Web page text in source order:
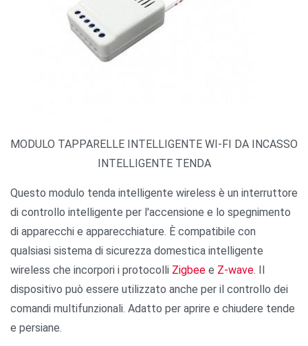
MODULO TAPPARELLE INTELLIGENTE WI-FI DA INCASSO
INTELLIGENTE TENDA
Questo modulo tenda intelligente wireless è un interruttore
di controllo intelligente per l'accensione e lo spegnimento
di apparecchi e apparecchiature. È compatibile con
qualsiasi sistema di sicurezza domestica intelligente
wireless che incorpori i protocolli Zigbee e Z-wave. Il
dispositivo può essere utilizzato anche per il controllo dei
comandi multifunzionali. Adatto per aprire e chiudere tende
e persiane.